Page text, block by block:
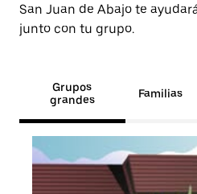
San Juan de Abajo te
junto con tu grupo.
Grupos
grandes
Familias